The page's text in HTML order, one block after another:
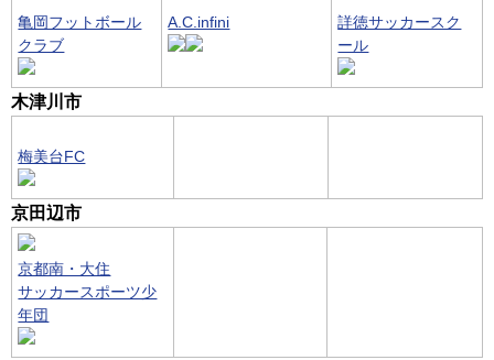
亀岡フットボール
クラブ
A.C.infini
詳徳サッカースク
ール
木津川市
梅美台FC
京田辺市
京都南・大住
サッカースポーツ少
年団